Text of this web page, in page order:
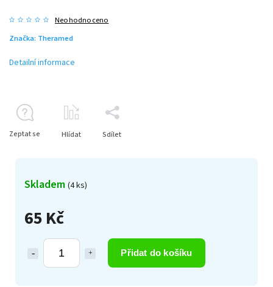
Neohodnoceno
Značka: Theramed
65 Kč
Přidat do košíku
Skladem (4 ks)
Detailní informace
Zeptat se Hlídat Sdílet